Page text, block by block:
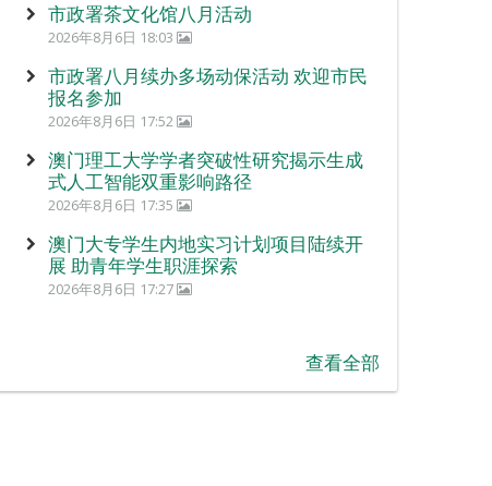
市政署茶文化馆八月活动
2026年8月6日 18:03
市政署八月续办多场动保活动 欢迎市民
报名参加
2026年8月6日 17:52
澳门理工大学学者突破性研究揭示生成
式人工智能双重影响路径
2026年8月6日 17:35
澳门大专学生内地实习计划项目陆续开
展 助青年学生职涯探索
2026年8月6日 17:27
查看全部